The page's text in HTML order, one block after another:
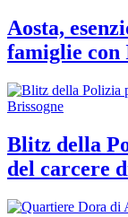
Aosta,
famiglie con
Blitz della
del carcere